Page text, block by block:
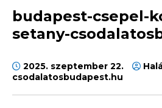
budapest-csepel-
setany-
2025. szeptember 22.
csodalatosbudapest.hu